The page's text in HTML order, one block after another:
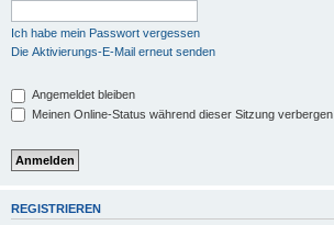
Ich habe mein Passwort vergessen
Die Aktivierungs-E-Mail erneut senden
Angemeldet bleiben
Meinen Online-Status während dieser Sitzung verbergen
REGISTRIEREN